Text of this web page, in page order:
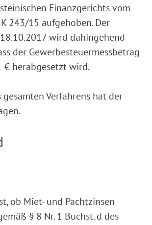
Finanzgerichts vom
243/15 aufgehoben. Der
wird dahingehend
der Gewerbesteuermessbetrag
€ herabgesetzt wird.
gesamten Verfahrens hat der
ob Miet- und Pachtzinsen
§ 8 Nr. 1 Buchst. d des